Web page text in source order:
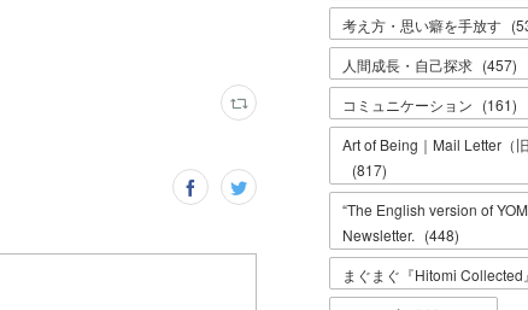
考え方・思い癖を手放す (
人間成長・自己探求 (457)
コミュニケーション (161)
Art of Being｜Mail Letter（
(817)
“The English version of
Newsletter. (448)
まぐまぐ『Hitomi Collected』